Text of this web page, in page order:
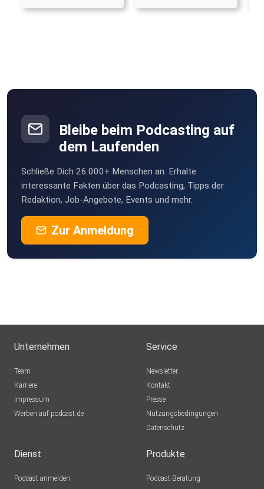
Bleibe beim Podcasting auf
dem Laufenden
Schließe Dich 26.000+ Menschen an. Erhalte
interessante Fakten über das Podcasting, Tipps der
Redaktion, Job-Angebote, Events und mehr.
Zur Anmeldung
Unternehmen
Team
Karriere
Impressum
Werben auf podcast.de
Service
Newsletter
Kontakt
Presse
Nutzungsbedingungen
Datenschutz
Dienst
Podcast anmelden
Produkte
Podcast-Beratung